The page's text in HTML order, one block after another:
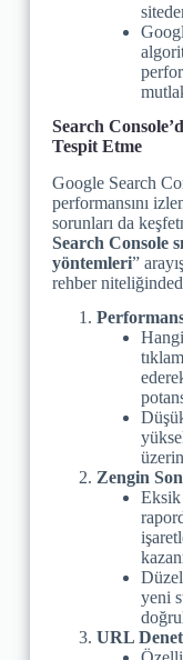
Search
Tespit Etme
Google Search
performansını
sorunları da
Search Console
yöntemleri”
rehber
Hangi
Zengin
Eksik
yeni
URL